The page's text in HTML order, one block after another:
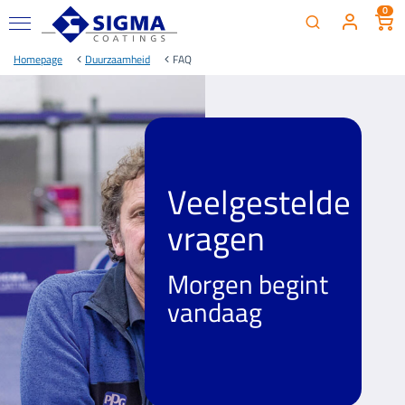
0
Homepage Duurzaamheid FAQ
Veelgestelde
vragen
Morgen begint
vandaag